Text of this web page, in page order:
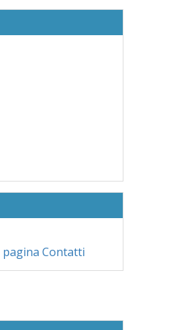
pagina Contatti